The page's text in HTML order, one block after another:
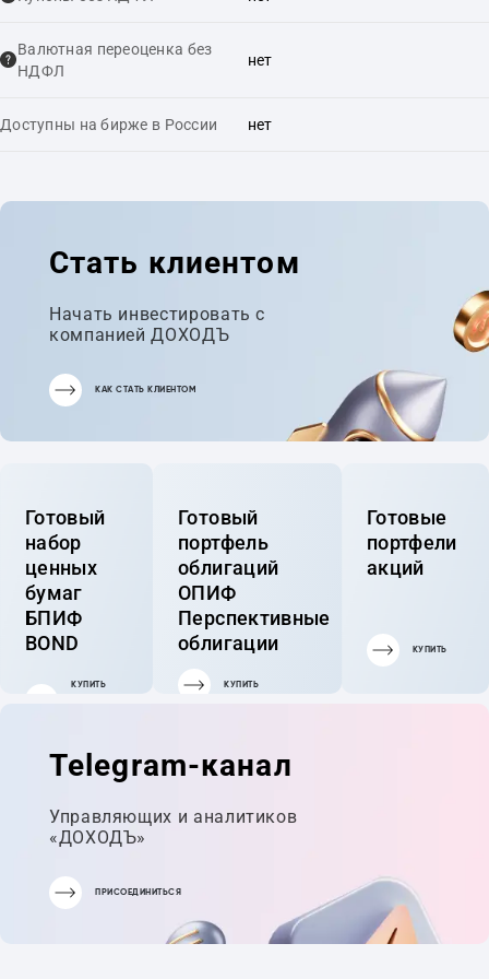
Валютная переоценка без
НДФЛ
нет
Доступны на бирже в России нет
Стать клиентом
Начать инвестировать с
компанией ДОХОДЪ
КАК СТАТЬ КЛИЕНТОМ
Готовый
набор
ценных
бумаг
БПИФ
BOND
КУПИТЬ
Готовый
портфель
облигаций
ОПИФ
Перспективные
облигации
КУПИТЬ
Готовые
портфели
акций
КУПИТЬ
Telegram-канал
Управляющих и аналитиков
«ДОХОДЪ»
ПРИСОЕДИНИТЬСЯ